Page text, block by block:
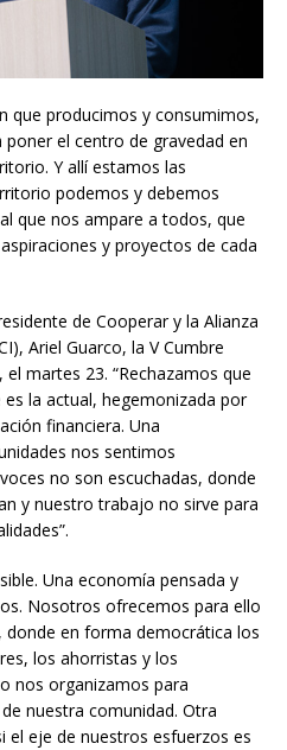
que producimos y consumimos,
el centro de gravedad en
Y allí estamos las
podemos y debemos
que nos ampare a todos, que
y proyectos de cada
de Cooperar y la Alianza
Ariel Guarco, la V Cumbre
martes 23. “Rechazamos que
la actual, hegemonizada por
financiera. Una
nos sentimos
no son escuchadas, donde
y nuestro trabajo no sirve para
Una economía pensada y
Nosotros ofrecemos para ello
en forma democrática los
los ahorristas y los
nos organizamos para
nuestra comunidad. Otra
el eje de nuestros esfuerzos es